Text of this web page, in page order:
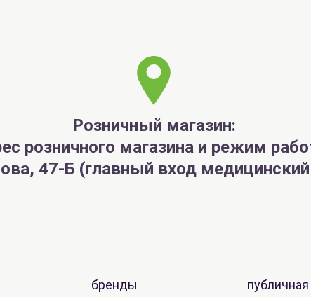
Розничный магазин:
розничного магазина и режим
47-Б (главный вход
бренды